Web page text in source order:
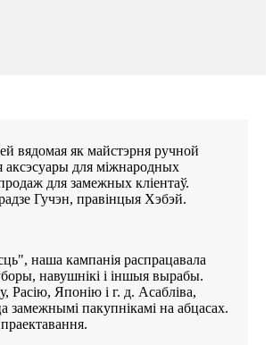
вядомая як майстэрня ручной
для міжнародных
для замежных кліентаў.
Гучэн, правінцыя Хэбэй.
наша кампанія распрацавала
навушнікі і іншыя вырабы.
Японію і г. д. Асабліва,
замежнымі пакупнікамі на абцасах.